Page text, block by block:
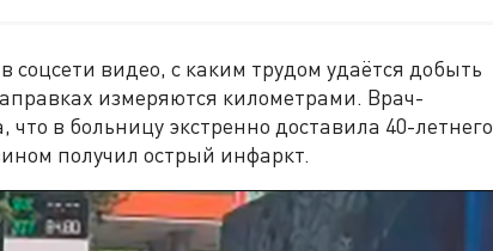
видео, с каким трудом удаётся добыть
измеряются километрами. Врач-
в больницу экстренно доставила 40-летнего
получил острый инфаркт.